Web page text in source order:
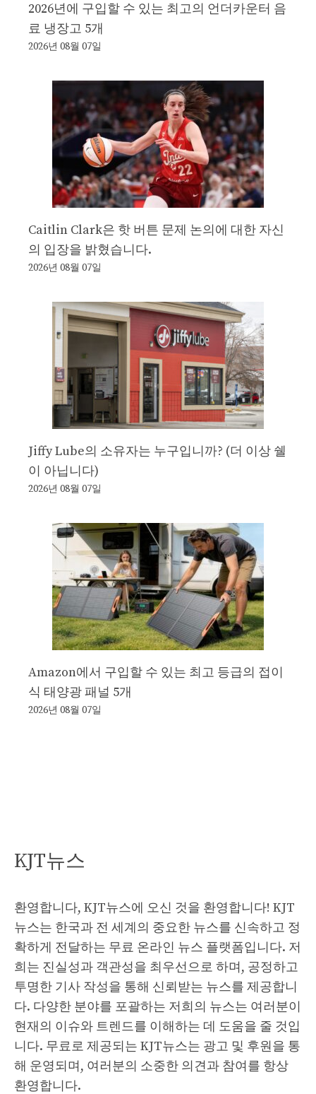
2026년에 구입할 수 있는 최고의 언더카운터 음
료 냉장고 5개
2026년 08월 07일
Caitlin Clark은 핫 버튼 문제 논의에 대한 자신
의 입장을 밝혔습니다.
2026년 08월 07일
Jiffy Lube의 소유자는 누구입니까? (더 이상 쉘
이 아닙니다)
2026년 08월 07일
Amazon에서 구입할 수 있는 최고 등급의 접이
식 태양광 패널 5개
2026년 08월 07일
KJT뉴스
환영합니다, KJT뉴스에 오신 것을 환영합니다! KJT
뉴스는 한국과 전 세계의 중요한 뉴스를 신속하고 정
확하게 전달하는 무료 온라인 뉴스 플랫폼입니다. 저
희는 진실성과 객관성을 최우선으로 하며, 공정하고
투명한 기사 작성을 통해 신뢰받는 뉴스를 제공합니
다. 다양한 분야를 포괄하는 저희의 뉴스는 여러분이
현재의 이슈와 트렌드를 이해하는 데 도움을 줄 것입
니다. 무료로 제공되는 KJT뉴스는 광고 및 후원을 통
해 운영되며, 여러분의 소중한 의견과 참여를 항상
환영합니다.